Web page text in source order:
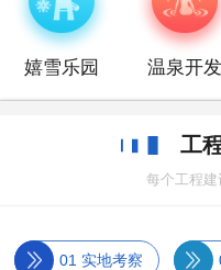
嬉雪乐园 温泉开发
工
每个工程
01 实地考察